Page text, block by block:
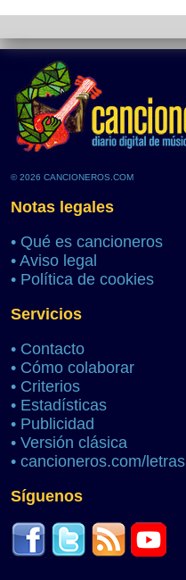
© 2026 CANCIONEROS.COM
Notas legales
• Qué es cancioneros
• Aviso legal
• Política de cookies
Servicios
• Contacto
• Cómo colaborar
• Criterios
• Estadísticas
• Publicidad
• Versión clásica
• cancioneros.com/letras
Síguenos